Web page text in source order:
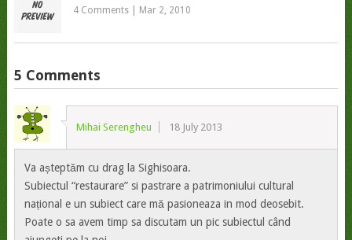
4 Comments| Mar 2, 2010
5 Comments
Mihai Serengheu 18 July 2013
Va așteptăm cu drag la Sighisoara.
Subiectul “restaurare” si pastrare a patrimoniului cultural
național e un subiect care mă pasioneaza in mod deosebit.
Poate o sa avem timp sa discutam un pic subiectul când